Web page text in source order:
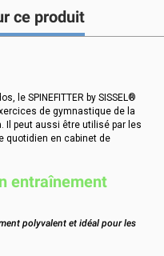
ce produit
le SPINEFITTER by SISSEL®
de gymnastique de la
Il peut aussi être utilisé par les
quotidien en cabinet de
entraînement
polyvalent et idéal pour les